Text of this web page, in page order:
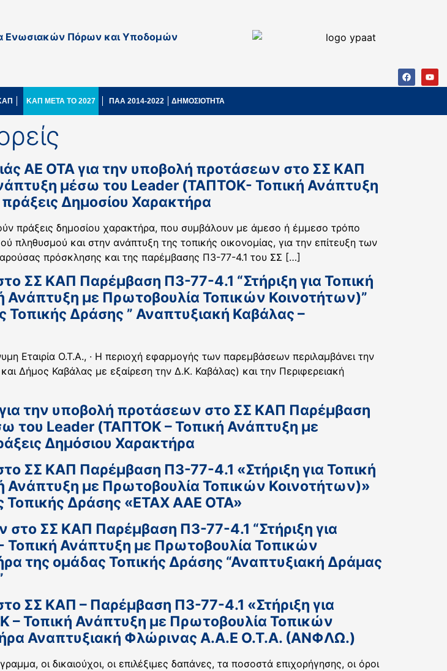
Ενωσιακών Πόρων και Υποδομών
ΚΑΠ ΜΕΤΑ ΤΟ 2027 ΠΑΑ 2014-2022 ΔΗΜΟΣΙΟΤΗΤΑ
ΑΕ ΟΤΑ για την υποβολή προτάσεων στο ΣΣ ΚΑΠ
μέσω του Leader (ΤΑΠΤΟΚ- Τοπική Ανάπτυξη
Δημοσίου Χαρακτήρα
πράξεις δημοσίου χαρακτήρα, που συμβάλουν με άμεσο ή έμμεσο τρόπο
πληθυσμού και στην ανάπτυξη της τοπικής οικονομίας, για την επίτευξη των
πρόσκλησης και της παρέμβασης Π3-77-4.1 του ΣΣ […]
ΣΣ ΚΑΠ Παρέμβαση Π3-77-4.1 “Στήριξη για Τοπική
με Πρωτοβουλία Τοπικών Κοινοτήτων)”
Τοπικής Δράσης ” Αναπτυξιακή Καβάλας –
Εταιρία Ο.Τ.Α., · Η περιοχή εφαρμογής των παρεμβάσεων περιλαμβάνει την
Δήμος Καβάλας με εξαίρεση την Δ.Κ. Καβάλας) και την Περιφερειακή
την υποβολή προτάσεων στο ΣΣ ΚΑΠ Παρέμβαση
του Leader (ΤΑΠΤΟΚ – Τοπική Ανάπτυξη με
Δημόσιου Χαρακτήρα
ΣΣ ΚΑΠ Παρέμβαση Π3-77-4.1 «Στήριξη για Τοπική
με Πρωτοβουλία Τοπικών Κοινοτήτων)»
Τοπικής Δράσης «ΕΤΑΧ ΑΑΕ ΟΤΑ»
ΣΣ ΚΑΠ Παρέμβαση Π3-77-4.1 “Στήριξη για
Ανάπτυξη με Πρωτοβουλία Τοπικών
της ομάδας Τοπικής Δράσης “Αναπτυξιακή Δράμας
ΣΣ ΚΑΠ – Παρέμβαση Π3-77-4.1 «Στήριξη για
Τοπική Ανάπτυξη με Πρωτοβουλία Τοπικών
Αναπτυξιακή Φλώρινας Α.Α.Ε Ο.Τ.Α. (ΑΝΦΛΩ.)
οι δικαιούχοι, οι επιλέξιμες δαπάνες, τα ποσοστά επιχορήγησης, οι όροι